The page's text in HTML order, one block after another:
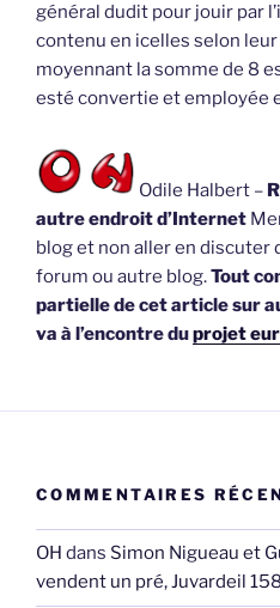
général dudit pour jouir par
contenu en icelles selon
moyennant la somme de 8
esté convertie et employée
Odile Halbert –
autre endroit d’Internet
blog et non aller en discuter
forum ou autre blog.Tout
partielle de cet article sur
va à l’encontre duprojet
COMMENTAIRES
OH dans Simon Nigueau et
vendent un pré, Juvardeil